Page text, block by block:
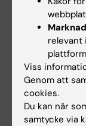
Publikation
Kopeina GS,
Zhivotovsky B.
10.1152/
relevant
Viss
Genom att
cookies.
Du kan när
samtycke via